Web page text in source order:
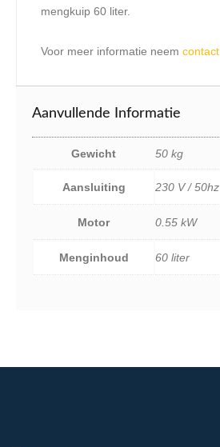
mengkuip 60 liter.
Voor meer informatie neem contact
Aanvullende Informatie
Gewicht 50 kg
Aansluiting 230 V / 50hz
Motor 0.55 kW
Menginhoud 60 liter